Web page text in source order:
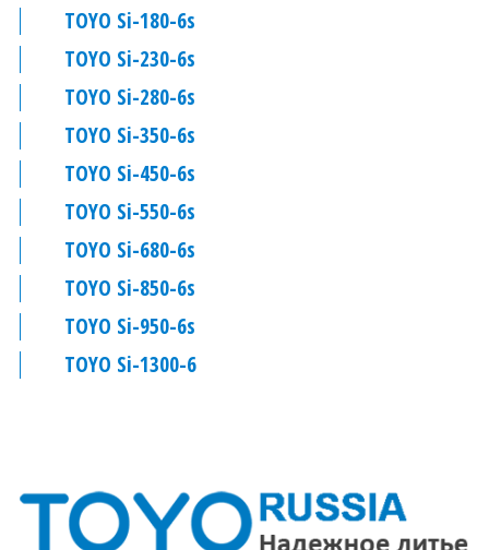
TOYO Si-180-6s
TOYO Si-230-6s
TOYO Si-280-6s
TOYO Si-350-6s
TOYO Si-450-6s
TOYO Si-550-6s
TOYO Si-680-6s
TOYO Si-850-6s
TOYO Si-950-6s
TOYO Si-1300-6